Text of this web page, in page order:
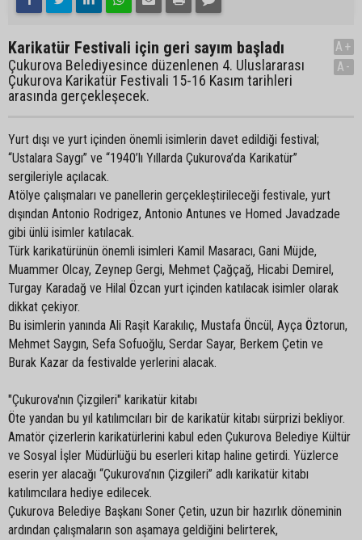
Karikatür Festivali için geri sayım başladı
Çukurova Belediyesince düzenlenen 4. Uluslararası
Çukurova Karikatür Festivali 15-16 Kasım tarihleri
arasında gerçekleşecek.
A+
A-
Yurt dışı ve yurt içinden önemli isimlerin davet edildiği festival;
“Ustalara Saygı” ve “1940’lı Yıllarda Çukurova’da Karikatür”
sergileriyle açılacak.
Atölye çalışmaları ve panellerin gerçekleştirileceği festivale, yurt
dışından Antonio Rodrigez, Antonio Antunes ve Homed Javadzade
gibi ünlü isimler katılacak.
Türk karikatürünün önemli isimleri Kamil Masaracı, Gani Müjde,
Muammer Olcay, Zeynep Gergi, Mehmet Çağçağ, Hicabi Demirel,
Turgay Karadağ ve Hilal Özcan yurt içinden katılacak isimler olarak
dikkat çekiyor.
Bu isimlerin yanında Ali Raşit Karakılıç, Mustafa Öncül, Ayça Öztorun,
Mehmet Saygın, Sefa Sofuoğlu, Serdar Sayar, Berkem Çetin ve
Burak Kazar da festivalde yerlerini alacak.
"Çukurova'nın Çizgileri" karikatür kitabı
Öte yandan bu yıl katılımcıları bir de karikatür kitabı sürprizi bekliyor.
Amatör çizerlerin karikatürlerini kabul eden Çukurova Belediye Kültür
ve Sosyal İşler Müdürlüğü bu eserleri kitap haline getirdi. Yüzlerce
eserin yer alacağı “Çukurova’nın Çizgileri” adlı karikatür kitabı
katılımcılara hediye edilecek.
Çukurova Belediye Başkanı Soner Çetin, uzun bir hazırlık döneminin
ardından çalışmaların son aşamaya geldiğini belirterek,